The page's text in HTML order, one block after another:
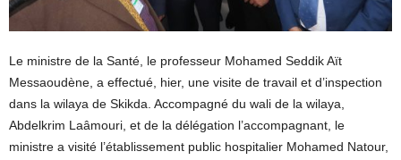
Le ministre de la Santé, le professeur Mohamed Seddik Aït
Messaoudène, a effectué, hier, une visite de travail et d’inspection
dans la wilaya de Skikda. Accompagné du wali de la wilaya,
Abdelkrim Laâmouri, et de la délégation l’accompagnant, le
ministre a visité l’établissement public hospitalier Mohamed Natour,